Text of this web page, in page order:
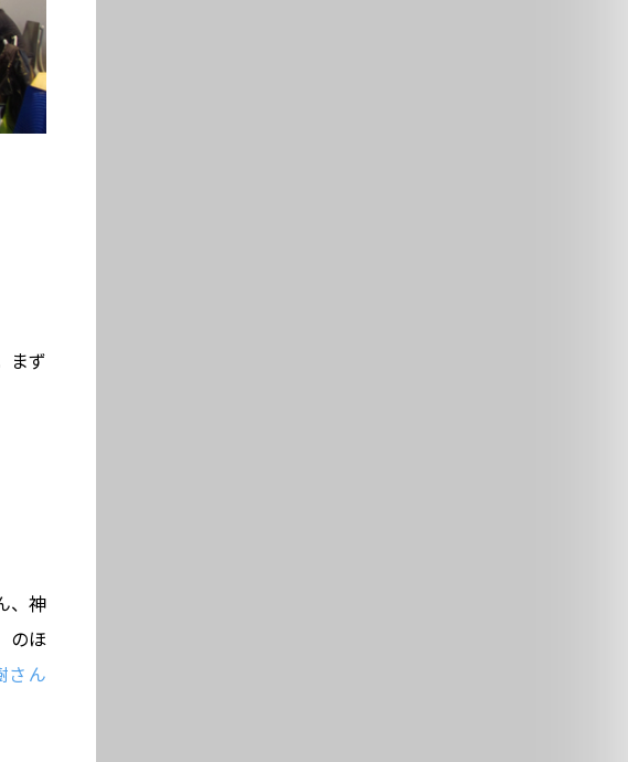
まず
、神
のほ
さん